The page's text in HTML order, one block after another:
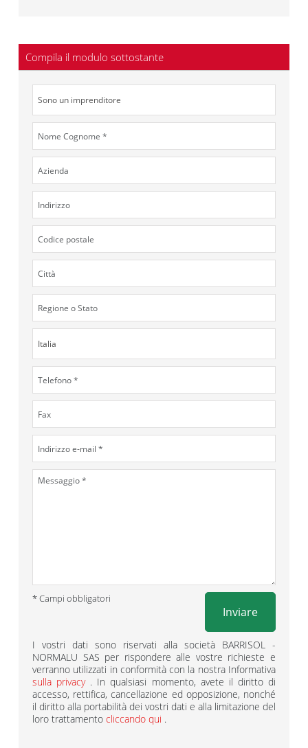
Compila il modulo sottostante
* Campi obbligatori
Inviare
I vostri dati sono riservati alla società BARRISOL -
NORMALU SAS per rispondere alle vostre richieste e
verranno utilizzati in conformità con la nostra Informativa
sulla privacy . In qualsiasi momento, avete il diritto di
accesso, rettifica, cancellazione ed opposizione, nonché
il diritto alla portabilità dei vostri dati e alla limitazione del
loro trattamento cliccando qui .